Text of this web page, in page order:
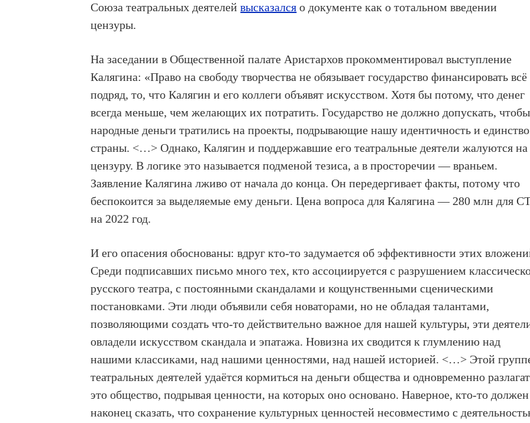
Союза театральных деятелейвысказался о документе как о тотальном введении
цензуры.
На заседании в Общественной палате Аристархов прокомментировал выступление
Калягина: «Право на свободу творчества не обязывает государство финансировать всё
подряд, то, что Калягин и его коллеги объявят искусством. Хотя бы потому, что денег
всегда меньше, чем желающих их потратить. Государство не должно допускать, чтобы
народные деньги тратились на проекты, подрывающие нашу идентичность и единство
страны. <…> Однако, Калягин и поддержавшие его театральные деятели жалуются на
цензуру. В логике это называется подменой тезиса, а в просторечии — враньем.
Заявление Калягина лживо от начала до конца. Он передергивает факты, потому что
беспокоится за выделяемые ему деньги. Цена вопроса для Калягина — 280 млн для
на 2022 год.
И его опасения обоснованы: вдруг кто-то задумается об эффективности этих
Среди подписавших письмо много тех, кто ассоциируется с разрушением
русского театра, с постоянными скандалами и кощунственными сценическими
постановками. Эти люди объявили себя новаторами, но не обладая талантами,
позволяющими создать что-то действительно важное для нашей культуры, эти
овладели искусством скандала и эпатажа. Новизна их сводится к глумлению над
нашими классиками, над нашими ценностями, над нашей историей. <…> Этой
театральных деятелей удаётся кормиться на деньги общества и одновременно
это общество, подрывая ценности, на которых оно основано. Наверное, кто-то должен
наконец сказать, что сохранение культурных ценностей несовместимо с